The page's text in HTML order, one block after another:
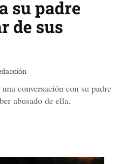
su padre
de sus
conversación con su padre
abusado de ella.